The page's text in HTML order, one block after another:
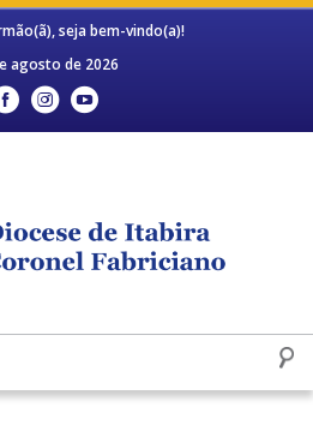
seja bem-vindo(a)!
agosto de 2026